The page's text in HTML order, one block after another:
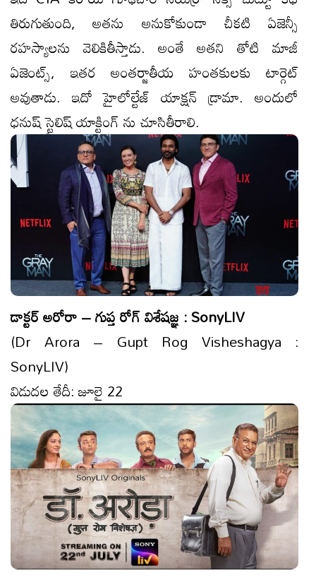
తిరుగుతుంది, అతను అనుకోకుండా చీకటి ఏజెన్సీ
రహస్యాలను వెలికితీస్తాడు. అంతే అత‌ని తోటి మాజీ
ఏజెంట్స్, ఇత‌ర అంతర్జాతీయ హంత‌కుల‌కు టార్గెట్
అవుతాడు. ఇదో హైలోల్టేజ్ యాక్ష‌న్ డ్రామా. అందులో
ధ‌నుష్ స్టైలిష్ యాక్టింగ్ ను చూసితీరాలి.
డాక్టర్ అరోరా – గుప్త రోగ్ విశేషజ్ఞ : SonyLIV
(Dr Arora – Gupt Rog Visheshagya :
SonyLIV)
విడుదల తేదీ: జూలై 22